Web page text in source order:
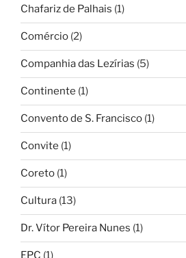
Chafariz de Palhais (1)
Comércio (2)
Companhia das Lezírias (5)
Continente (1)
Convento de S. Francisco (1)
Convite (1)
Coreto (1)
Cultura (13)
Dr. Vítor Pereira Nunes (1)